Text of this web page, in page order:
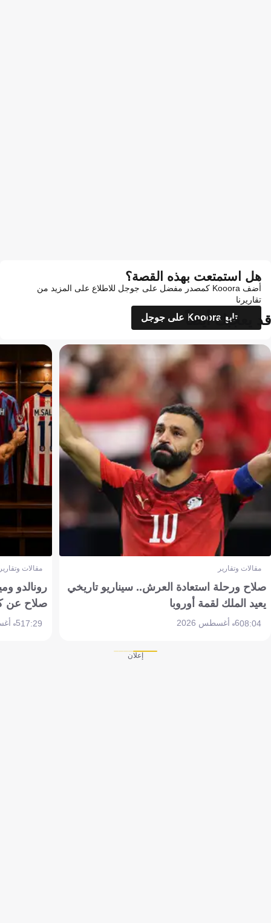
هل استمتعت بهذه القصة؟
أضف Kooora كمصدر مفضل على جوجل للاطلاع على المزيد من
تقاريرنا
تابع Kooora على جوجل
قد يعجبك أيضاً
مقالات وتقارير
صلاح ورحلة استعادة العرش.. سيناريو تاريخي
يعيد الملك لقمة أوروبا
08:046 أغسطس 2026
مقالات
رونالدو
صلاح عن
17:295 أغسطس 2026
إعلان